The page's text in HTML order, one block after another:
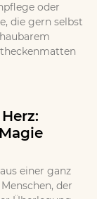
oder
die gern selbst
einer ganz
der